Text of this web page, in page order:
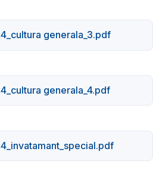
generala_3.pdf
generala_4.pdf